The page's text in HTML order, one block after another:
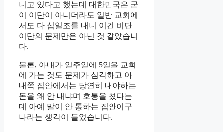
니고 있다고 했는데 대한민국은 굳
이 이단이 아니더라도 일반 교회에
서도 다 십일조를 내니 이건 비단
이단의 문제만은 아닌 것 같았습니
다.
물론, 아내가 일주일에 5일을 교회
에 가는 것도 문제가 심각하고 아
내쪽 집안에서는 당연히 내야하는
돈을 왜 안 내냐며 호통을 쳤다는
데 아예 말이 안 통하는 집안이구
나라는 생각이 들었습니다.